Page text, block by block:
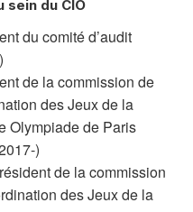
sein du CIO
du comité d’audit
de la commission de
des Jeux de la
Olympiade de Paris
)
de la commission
des Jeux de la